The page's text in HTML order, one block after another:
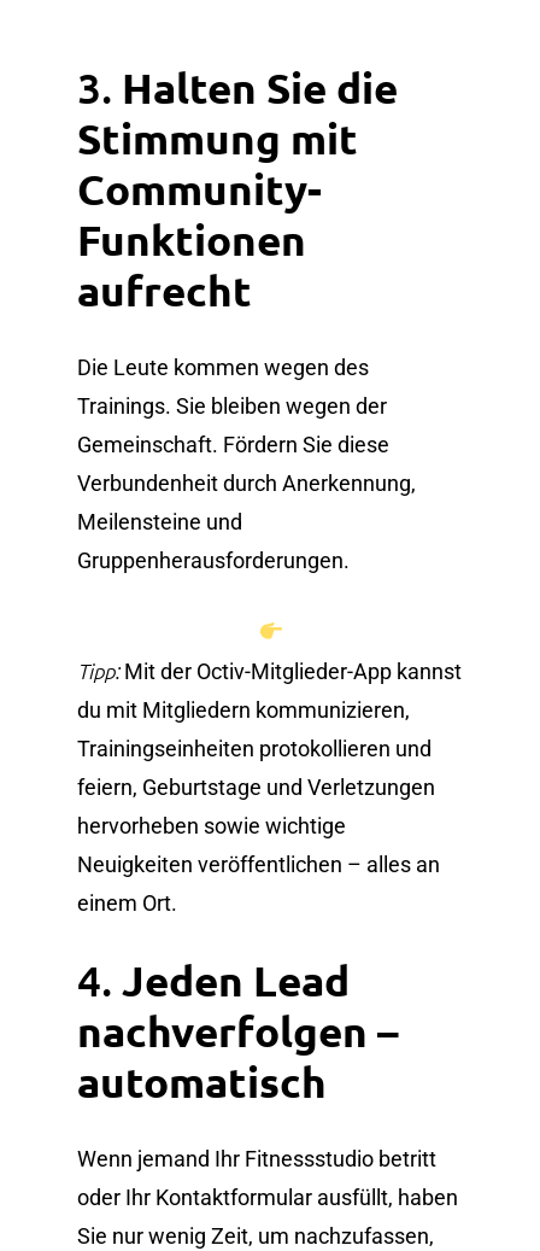
3. Halten Sie die
Stimmung mit
Community-
Funktionen
aufrecht
Die Leute kommen wegen des
Trainings. Sie bleiben wegen der
Gemeinschaft. Fördern Sie diese
Verbundenheit durch Anerkennung,
Meilensteine und
Gruppenherausforderungen.
Tipp:Mit der Octiv-Mitglieder-App kannst
du mit Mitgliedern kommunizieren,
Trainingseinheiten protokollieren und
feiern, Geburtstage und Verletzungen
hervorheben sowie wichtige
Neuigkeiten veröffentlichen – alles an
einem Ort.
4. Jeden Lead
nachverfolgen –
automatisch
Wenn jemand Ihr Fitnessstudio betritt
oder Ihr Kontaktformular ausfüllt, haben
Sie nur wenig Zeit, um nachzufassen,